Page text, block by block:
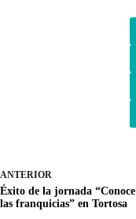
ANTERIOR
Éxito de la jornada “Conoce
las franquicias” en Tortosa